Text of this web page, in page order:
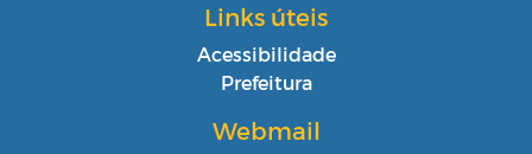
Links úteis
Acessibilidade
Prefeitura
Webmail